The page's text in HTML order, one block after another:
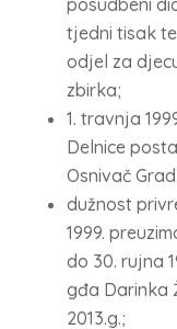
tjedni tisak
odjel za
zbirka;
1. travnja
Delnice
Osnivač
dužnost
1999.
do 30. rujna
gđa Darinka
2013.g.;